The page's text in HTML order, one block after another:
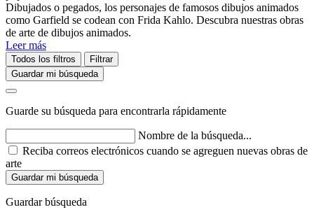
Dibujados o pegados, los personajes de famosos dibujos animados
como Garfield se codean con Frida Kahlo. Descubra nuestras obras
de arte de dibujos animados.
Leer más
Todos los filtros
Filtrar
Guardar mi búsqueda
Guarde su búsqueda para encontrarla rápidamente
Nombre de la búsqueda...
Reciba correos electrónicos cuando se agreguen nuevas obras de
arte
Guardar mi búsqueda
Guardar búsqueda